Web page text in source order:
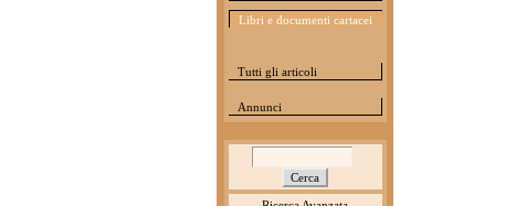
Libri e documenti cartacei
Tutti gli articoli
Annunci